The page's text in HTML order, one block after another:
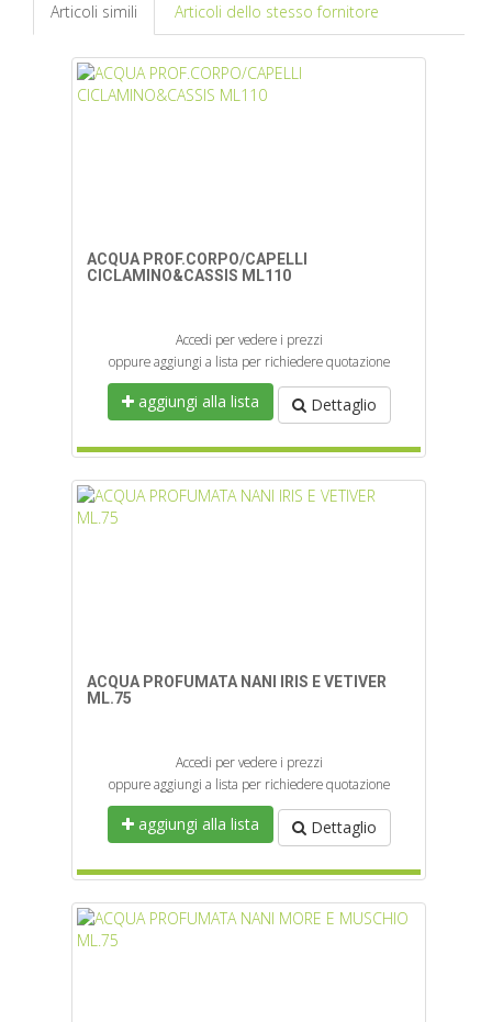
Articoli simili Articoli dello stesso fornitore
ACQUA PROF.CORPO/CAPELLI
CICLAMINO&CASSIS ML110
Accedi per vedere i prezzi
oppure aggiungi a lista per richiedere quotazione
aggiungi alla lista Dettaglio
ACQUA PROFUMATA NANI IRIS E VETIVER
ML.75
Accedi per vedere i prezzi
oppure aggiungi a lista per richiedere quotazione
aggiungi alla lista Dettaglio